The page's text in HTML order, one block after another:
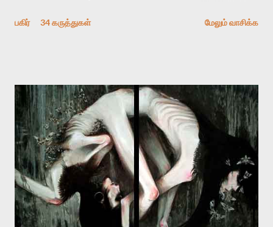
பதிவை படித்த நண்பர்கள் பலரும் அவருக்காக இரக்கப்பட்டார்கள்.
தனது இணையதளத்திலே தொடர்ந்து பதிவு செய்கிறார். உயிர்மை
இன்னும் சில வருடங்களுக்கு தனக்கு எதிராக எழுத்தாளர்களை ஏவி
விட்டபடி இருக்கும் என்று ஒரு அச்சத்தை வெளிப்படுத்தியபடி
இருக்கிறார். அவர் கடுமையான பாதுகாப்பின்மை மனநிலையில் உள்ளார்.
உயிர்மை அவரை தாக்க உத்தேசித்தாலும் இல்லை என்றாலும்
ஜெயமோகன் அந்த பிரமையால் தொடர்ந்து அச்சுறுத்தலுக்கு உள்ளாகி
உள்ளார். உங்களை பற்றின இந்த தாக்குதல் கூட இதன் வெளிப்பாடு தான்”.
உண்மையே! ராக்கி படத்தில் குத்துச்சண்டை வீரராக வரும் சில்வெஸ்டர்
பகிர் 34 கருத்துகள் மேலும் வாசிக்க